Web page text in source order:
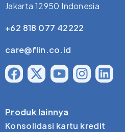
Jakarta 12950 Indonesia
+62 818 077 42222
care@flin.co.id
Produk lainnya
Konsolidasi kartu kredit